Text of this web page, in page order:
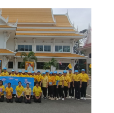
สนามไชย อำเภอนายายอาม
สานพระราชปณิธานแห่งการ
มีการดำเนินกิจกรรมจิตอาสา
ะอาดและปรับปรุงสภาพ
ะเล เพื่อฟื้นฟูความสวยงามและ
ทรัพยากรธรรมชาติ การมีส่วน